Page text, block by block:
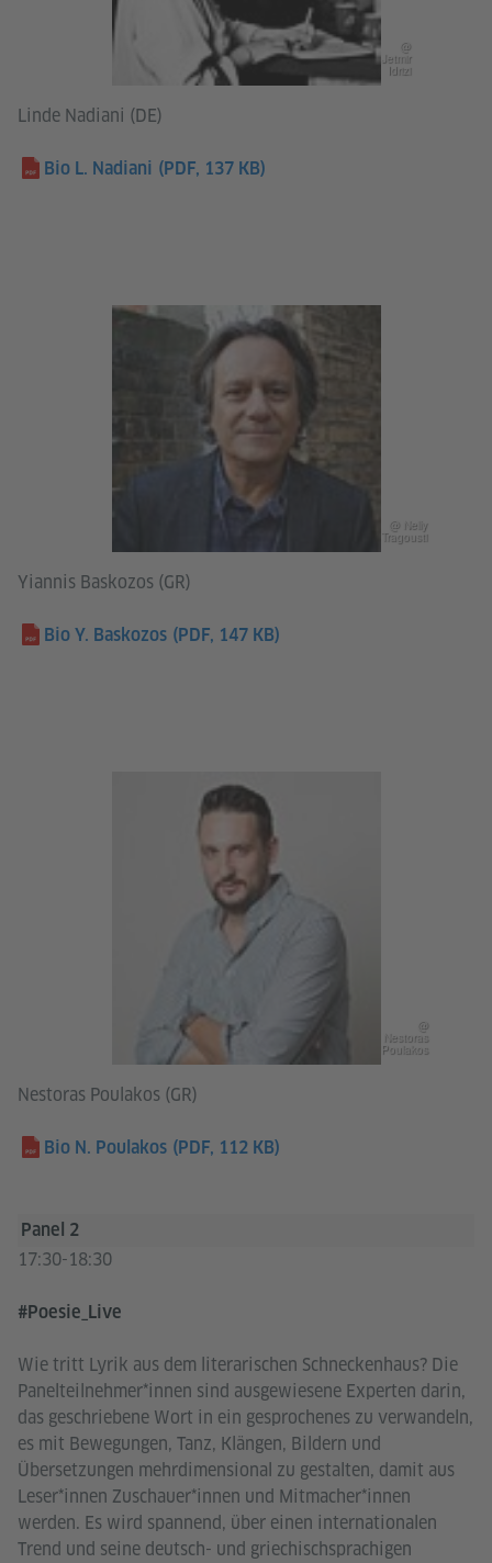
@
Jetmir
Idrizi
Linde Nadiani (DE)
Bio L. Nadiani (PDF, 137 KB)
@ Nelly
Tragousti
Yiannis Baskozos (GR)
Bio Y. Baskozos (PDF, 147 KB)
@
Nestoras
Poulakos
Nestoras Poulakos (GR)
Bio N. Poulakos (PDF, 112 KB)
Panel 2
17:30-18:30
#Poesie_Live
Wie tritt Lyrik aus dem literarischen Schneckenhaus? Die
Panelteilnehmer*innen sind ausgewiesene Experten darin,
das geschriebene Wort in ein gesprochenes zu verwandeln,
es mit Bewegungen, Tanz, Klängen, Bildern und
Übersetzungen mehrdimensional zu gestalten, damit aus
Leser*innen Zuschauer*innen und Mitmacher*innen
werden. Es wird spannend, über einen internationalen
Trend und seine deutsch- und griechischsprachigen